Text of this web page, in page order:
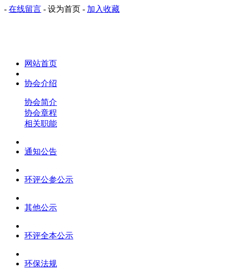
- 在线留言 - 设为首页 - 加入收藏
网站首页
协会介绍
协会简介
协会章程
相关职能
通知公告
环评公参公示
其他公示
环评全本公示
环保法规